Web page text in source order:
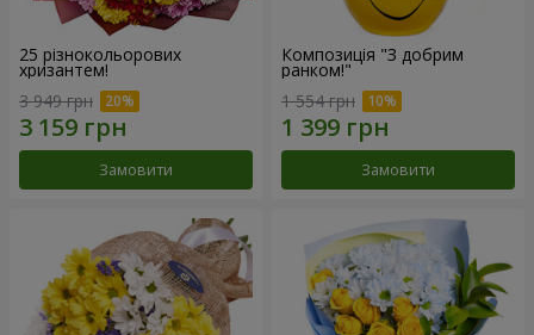
25 різнокольорових
хризантем!
3 949 грн
Замовити
Композиція "З добрим
ранком!"
1 554 грн
Замовити